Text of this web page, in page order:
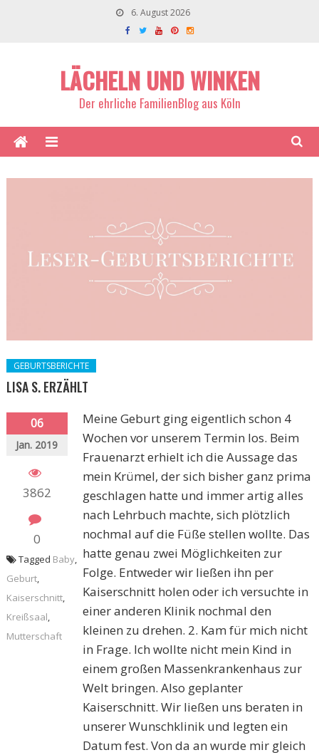
6. August 2026
LÄCHELN UND WINKEN
Der ehrliche FamilienBlog aus Köln
GEBURTSBERICHTE
LISA S. ERZÄHLT
06
Jan. 2019
3862
0
Meine Geburt ging eigentlich schon 4
Wochen vor unserem Termin los. Beim
Frauenarzt erhielt ich die Aussage das
mein Krümel, der sich bisher ganz prima
geschlagen hatte und immer artig alles
nach Lehrbuch machte, sich plötzlich
nochmal auf die Füße stellen wollte. Das
hatte genau zwei Möglichkeiten zur
Folge. Entweder wir ließen ihn per
Kaiserschnitt holen oder ich versuchte in
einer anderen Klinik nochmal den
kleinen zu drehen. 2. Kam für mich nicht
in Frage. Ich wollte nicht mein Kind in
einem großen Massenkrankenhaus zur
Welt bringen. Also geplanter
Kaiserschnitt. Wir ließen uns beraten in
unserer Wunschklinik und legten ein
Datum fest. Von da an wurde mir gleich
Tagged Baby,
Geburt,
Kaiserschnitt,
Kreißsaal,
Mutterschaft